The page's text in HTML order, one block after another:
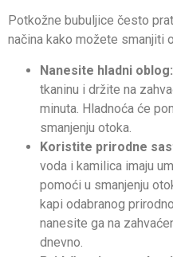
Potkožne bubuljice često
načina kako možete smanjiti
Nanesite hladni oblog:
tkaninu i držite na
minuta. Hladnoća će
smanjenju otoka.
Koristite prirodne
voda i kamilica imaju
pomoći u smanjenju
kapi odabranog
nanesite ga na
dnevno.